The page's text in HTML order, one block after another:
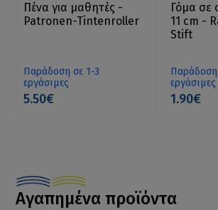
Πένα για μαθητές -
Patronen-Tintenroller
Παράδοση σε 1-3
εργάσιμες
5.50€
Γόμα σε
11 cm -
Stift
Παράδοση
εργάσιμες
1.90€
Αγαπημένα προϊόντα